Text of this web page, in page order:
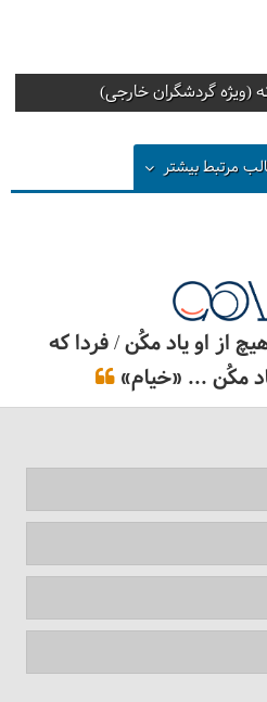
(ویژه گردشگران خارجی)
مرتبطبیشتر
از او یاد مکُن / فردا که
مکُن ... «خیام»